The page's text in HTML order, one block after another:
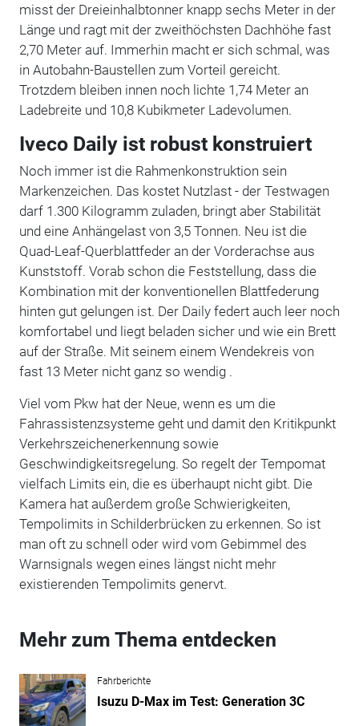
misst der Dreieinhalbtonner knapp sechs Meter in der
Länge und ragt mit der zweithöchsten Dachhöhe fast
2,70 Meter auf. Immerhin macht er sich schmal, was
in Autobahn-Baustellen zum Vorteil gereicht.
Trotzdem bleiben innen noch lichte 1,74 Meter an
Ladebreite und 10,8 Kubikmeter Ladevolumen.
Iveco Daily ist robust konstruiert
Noch immer ist die Rahmenkonstruktion sein
Markenzeichen. Das kostet Nutzlast - der Testwagen
darf 1.300 Kilogramm zuladen, bringt aber Stabilität
und eine Anhängelast von 3,5 Tonnen. Neu ist die
Quad-Leaf-Querblattfeder an der Vorderachse aus
Kunststoff. Vorab schon die Feststellung, dass die
Kombination mit der konventionellen Blattfederung
hinten gut gelungen ist. Der Daily federt auch leer noch
komfortabel und liegt beladen sicher und wie ein Brett
auf der Straße. Mit seinem einem Wendekreis von
fast 13 Meter nicht ganz so wendig .
Viel vom Pkw hat der Neue, wenn es um die
Fahrassistenzsysteme geht und damit den Kritikpunkt
Verkehrszeichenerkennung sowie
Geschwindigkeitsregelung. So regelt der Tempomat
vielfach Limits ein, die es überhaupt nicht gibt. Die
Kamera hat außerdem große Schwierigkeiten,
Tempolimits in Schilderbrücken zu erkennen. So ist
man oft zu schnell oder wird vom Gebimmel des
Warnsignals wegen eines längst nicht mehr
existierenden Tempolimits genervt.
Mehr zum Thema entdecken
Fahrberichte
Isuzu D-Max im Test: Generation 3C